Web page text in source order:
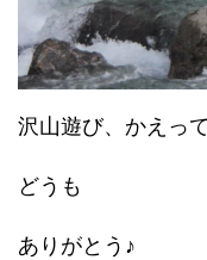
沢山遊び、かえっ
どうも
ありがとう♪